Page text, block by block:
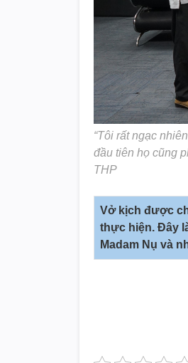
“Tôi rất ngạc
đầu tiên họ cũng
THP
Vở kịch được
thực hiện. Đây
Madam Nụ và